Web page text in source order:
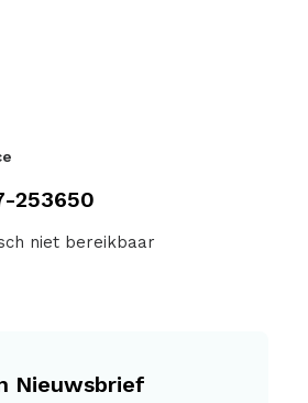
253650
niet bereikbaar
Nieuwsbrief